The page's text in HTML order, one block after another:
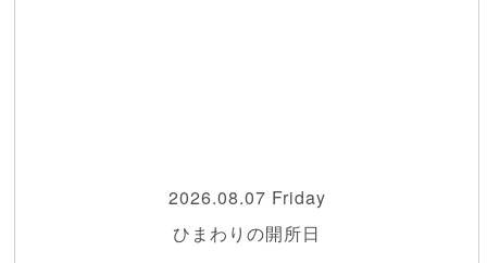
2026.08.07 Friday
ひまわりの開所日